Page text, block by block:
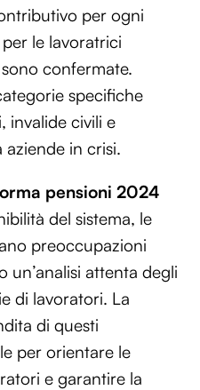
per ogni
le lavoratrici
confermate.
specifiche
invalide civili e
in crisi.
pensioni 2024
del sistema, le
preoccupazioni
un’analisi attenta degli
di lavoratori. La
di questi
per orientare le
e garantire la